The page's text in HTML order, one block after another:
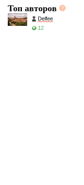
Топ авторов
Delfee
12